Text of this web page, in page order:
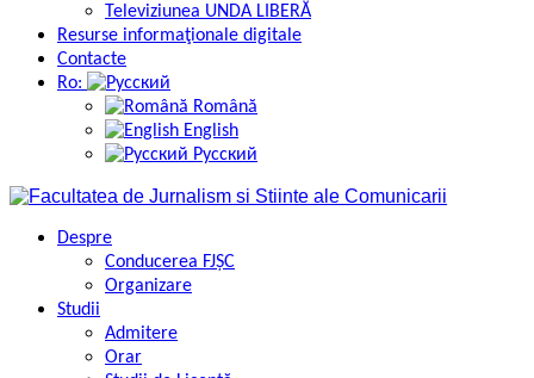
Televiziunea UNDA LIBERĂ
Resurse informaţionale digitale
Contacte
Ro:
Română
English
Русский
Despre
Conducerea FJȘC
Organizare
Studii
Admitere
Orar